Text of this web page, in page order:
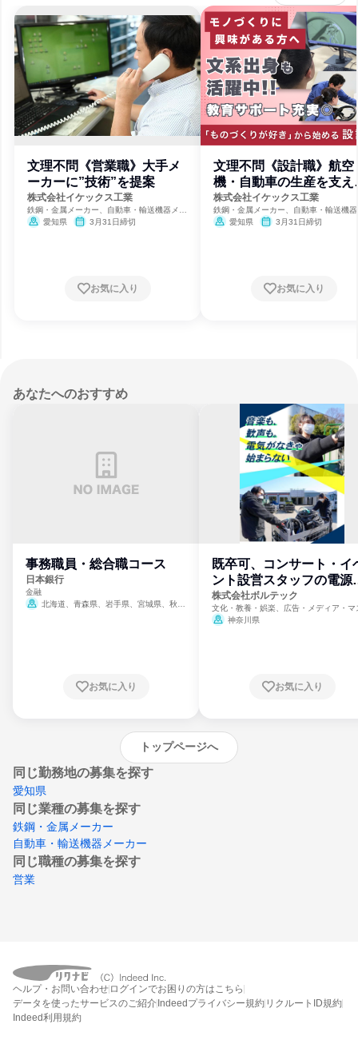
文理不問《営業職》大手メ
ーカーに”技術”を提案
株式会社イケックス工業
鉄鋼・金属メーカー、自動車・輸送機器メー
カー 愛知県 3月31日締切
お気に入り
文理不問《設計職》航空
機・自動車の生産を支え
る“型”の設計
株式会社イケックス工業
鉄鋼・金属メーカー、自動車・輸送機
カー 愛知県 3月31日締切
お気に入り
あなたへのおすすめ
事務職員・総合職コース
日本銀行
金融
北海道、青森県、岩手県、宮城県、秋田
崎県、熊本県、大分県、宮崎県、鹿児島県、
お気に入り
既卒可、コンサート・イ
ント設営スタッフの電源
門
株式会社ボルテック
文化・教養・娯楽、広告・メディア・マ
ミ、電力・ガス・水道・エネルギー
神奈川県
お気に入り
トップページへ
同じ勤務地の募集を探す
愛知県
同じ業種の募集を探す
鉄鋼・金属メーカー
自動車・輸送機器メーカー
同じ職種の募集を探す
営業
ヘルプ・お問い合わせ ログインでお困りの方はこちら
データを使ったサービスのご紹介Indeedプライバシー規約 リクルートID規約
Indeed利用規約